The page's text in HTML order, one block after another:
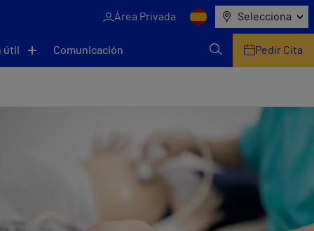
Área Privada Selecciona
útil Comunicación Pedir Cita